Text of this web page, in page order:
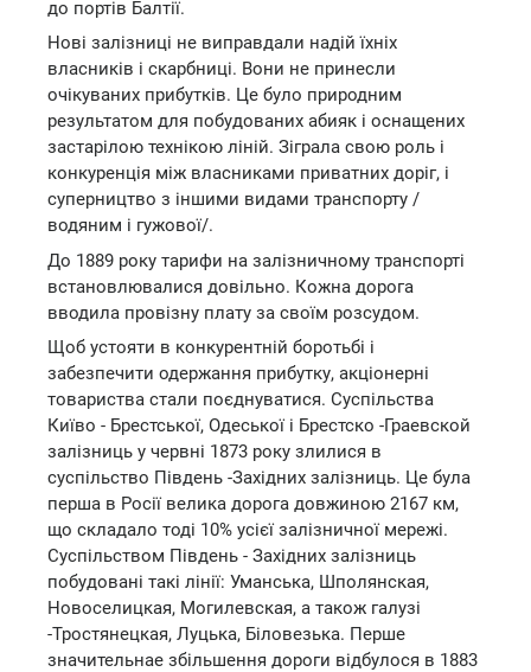
до портів Балтії.
Нові залізниці не виправдали надій їхніх
власників і скарбниці. Вони не принесли
очікуваних прибутків. Це було природним
результатом для побудованих абияк і оснащених
застарілою технікою ліній. Зіграла свою роль і
конкуренція між власниками приватних доріг, і
суперництво з іншими видами транспорту /
водяним і гужової/.
До 1889 року тарифи на залізничному транспорті
встановлювалися довільно. Кожна дорога
вводила провізну плату за своїм розсудом.
Щоб устояти в конкурентній боротьбі і
забезпечити одержання прибутку, акціонерні
товариства стали поєднуватися. Суспільства
Київо - Брестської, Одеської і Брестско -Граевской
залізниць у червні 1873 року злилися в
суспільство Південь -Західних залізниць. Це була
перша в Росії велика дорога довжиною 2167 км,
що складало тоді 10% усієї залізничної мережі.
Суспільством Південь - Західних залізниць
побудовані такі лінії: Уманська, Шполянская,
Новоселицкая, Могилевская, а також галузі
-Тростянецкая, Луцька, Біловезька. Перше
значительнае збільшення дороги відбулося в 1883